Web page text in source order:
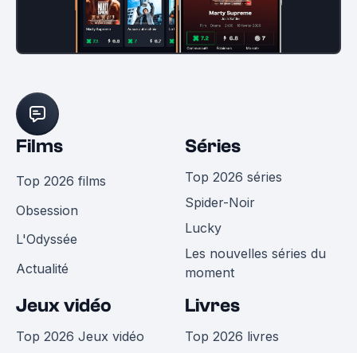
Films
Top 2026 films
Obsession
L'Odyssée
Actualité
Séries
Top 2026 séries
Spider-Noir
Lucky
Les nouvelles séries du
moment
Jeux vidéo
Top 2026 Jeux vidéo
Livres
Top 2026 livres